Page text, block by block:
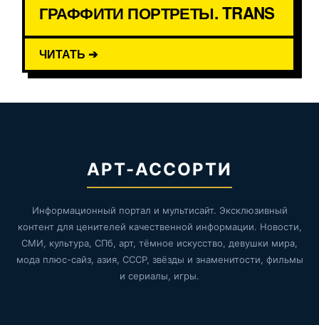
ГРАФФИТИ ПОРТРЕТЫ. TRANS
ЧИТАТЬ ➔
АРТ-АССОРТИ
Информационный портал и мультисайт. Эксклюзивный
контент для ценителей качественной информации. Новости,
СМИ, культура, СПб, арт, тёмное искусство, девушки мира,
мода плюс-сайз, азия, СССР, звёзды и знаменитости, фильмы
и сериалы, игры.